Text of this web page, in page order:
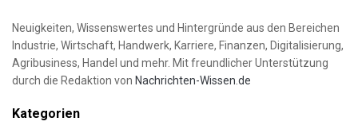
Neuigkeiten, Wissenswertes und Hintergründe aus den Bereichen
Industrie, Wirtschaft, Handwerk, Karriere, Finanzen, Digitalisierung,
Agribusiness, Handel und mehr. Mit freundlicher Unterstützung
durch die Redaktion von Nachrichten-Wissen.de
Kategorien